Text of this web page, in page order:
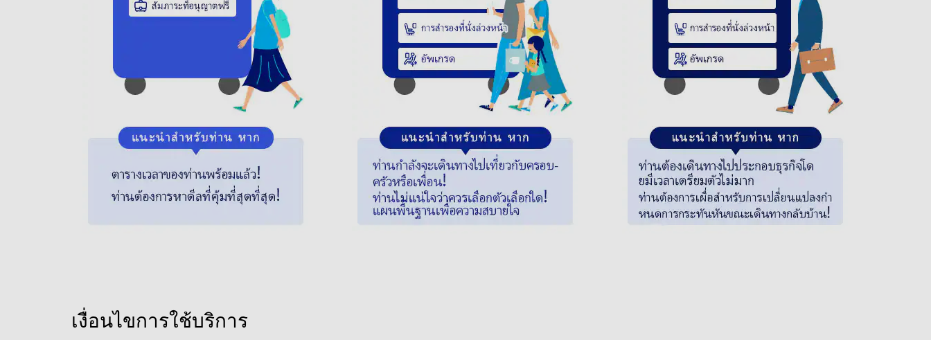
เงื่อนไขการใช้บริการ